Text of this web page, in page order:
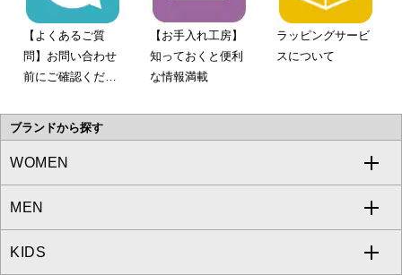
【よくあるご質
問】お問い合わせ
前にご確認くださ
【お手入れ工房】
知っておくと便利
な情報満載
ラッピングサービ
スについて
ブランドから探す
WOMEN
a.v.v
MICHEL KLEIN
MEN
a.v.v
KIDS